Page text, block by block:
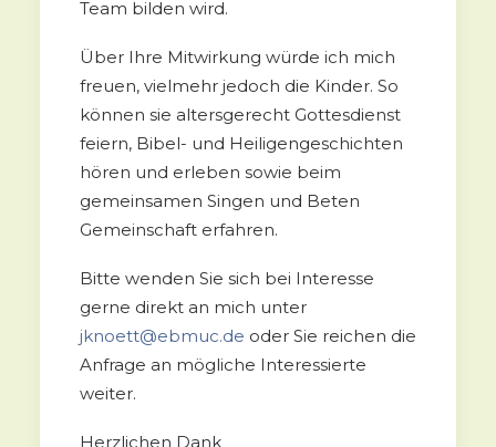
Team bilden wird.
Über Ihre Mitwirkung würde ich mich
freuen, vielmehr jedoch die Kinder. So
können sie altersgerecht Gottesdienst
feiern, Bibel- und Heiligengeschichten
hören und erleben sowie beim
gemeinsamen Singen und Beten
Gemeinschaft erfahren.
Bitte wenden Sie sich bei Interesse
gerne direkt an mich unter
jknoett@ebmuc.de oder Sie reichen die
Anfrage an mögliche Interessierte
weiter.
Herzlichen Dank